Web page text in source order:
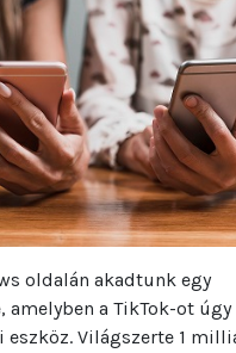
oldalán akadtunk egy
amelyben a TikTok-ot
Világszerte 1